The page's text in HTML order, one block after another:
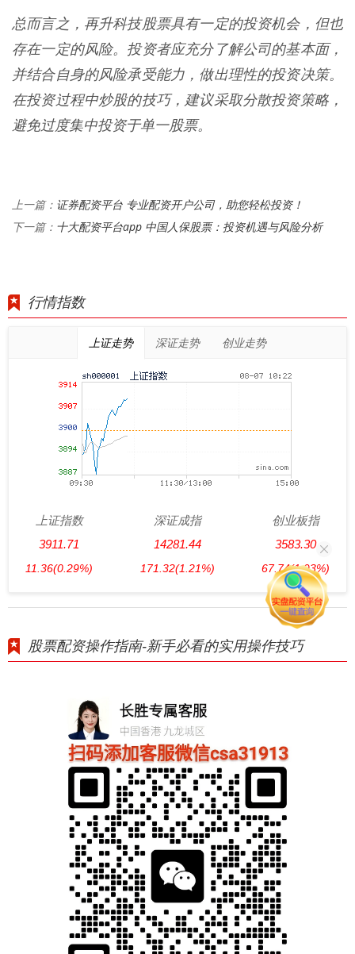
总而言之，再升科技股票具有一定的投资机会，但也
存在一定的风险。投资者应充分了解公司的基本面，
并结合自身的风险承受能力，做出理性的投资决策。
在投资过程中炒股的技巧，建议采取分散投资策略，
避免过度集中投资于单一股票。
上一篇： 证券配资平台 专业配资开户公司，助您轻松投资！
下一篇： 十大配资平台app 中国人保股票：投资机遇与风险分析
行情指数
上证走势 深证走势 创业走势
上证指数
3911.71
11.36(0.29%)
深证成指
14281.44
171.32(1.21%)
创业板指
3583.30
67.74(1.93%)
股票配资操作指南-新手必看的实用操作技巧